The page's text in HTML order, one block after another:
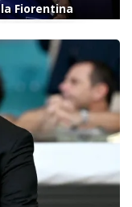
Fiorentina